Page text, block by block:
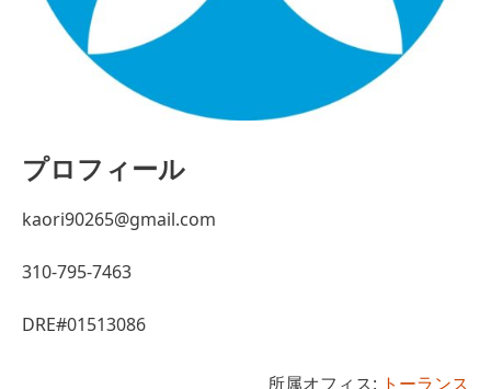
プロフィール
kaori90265@gmail.com
310-795-7463
DRE#01513086
所属オフィス: トーランス